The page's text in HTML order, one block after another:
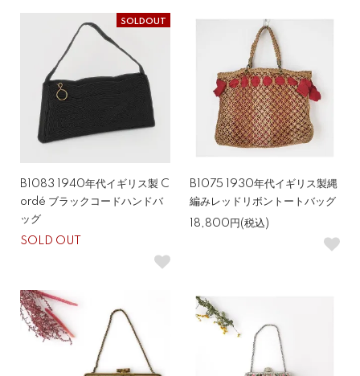
SOLDOUT
B1083 1940年代イギリス製 C
ordé ブラックコードハンドバ
ッグ
SOLD OUT
B1075 1930年代イギリス製縄
編みレッドリボントートバッグ
18,800円(税込)